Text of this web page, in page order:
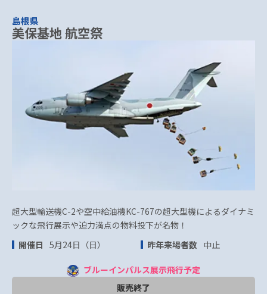
島根県
美保基地 航空祭
超大型輸送機C-2や空中給油機KC-767の超大型機によるダイナミ
ックな飛行展示や迫力満点の物料投下が名物！
開催日 5月24日（日） 昨年来場者数 中止
ブルーインパルス展示飛行予定
販売終了